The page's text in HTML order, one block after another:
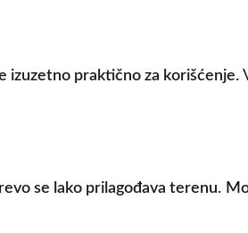
izuzetno praktično za korišćenje.
se lako prilagođava terenu.